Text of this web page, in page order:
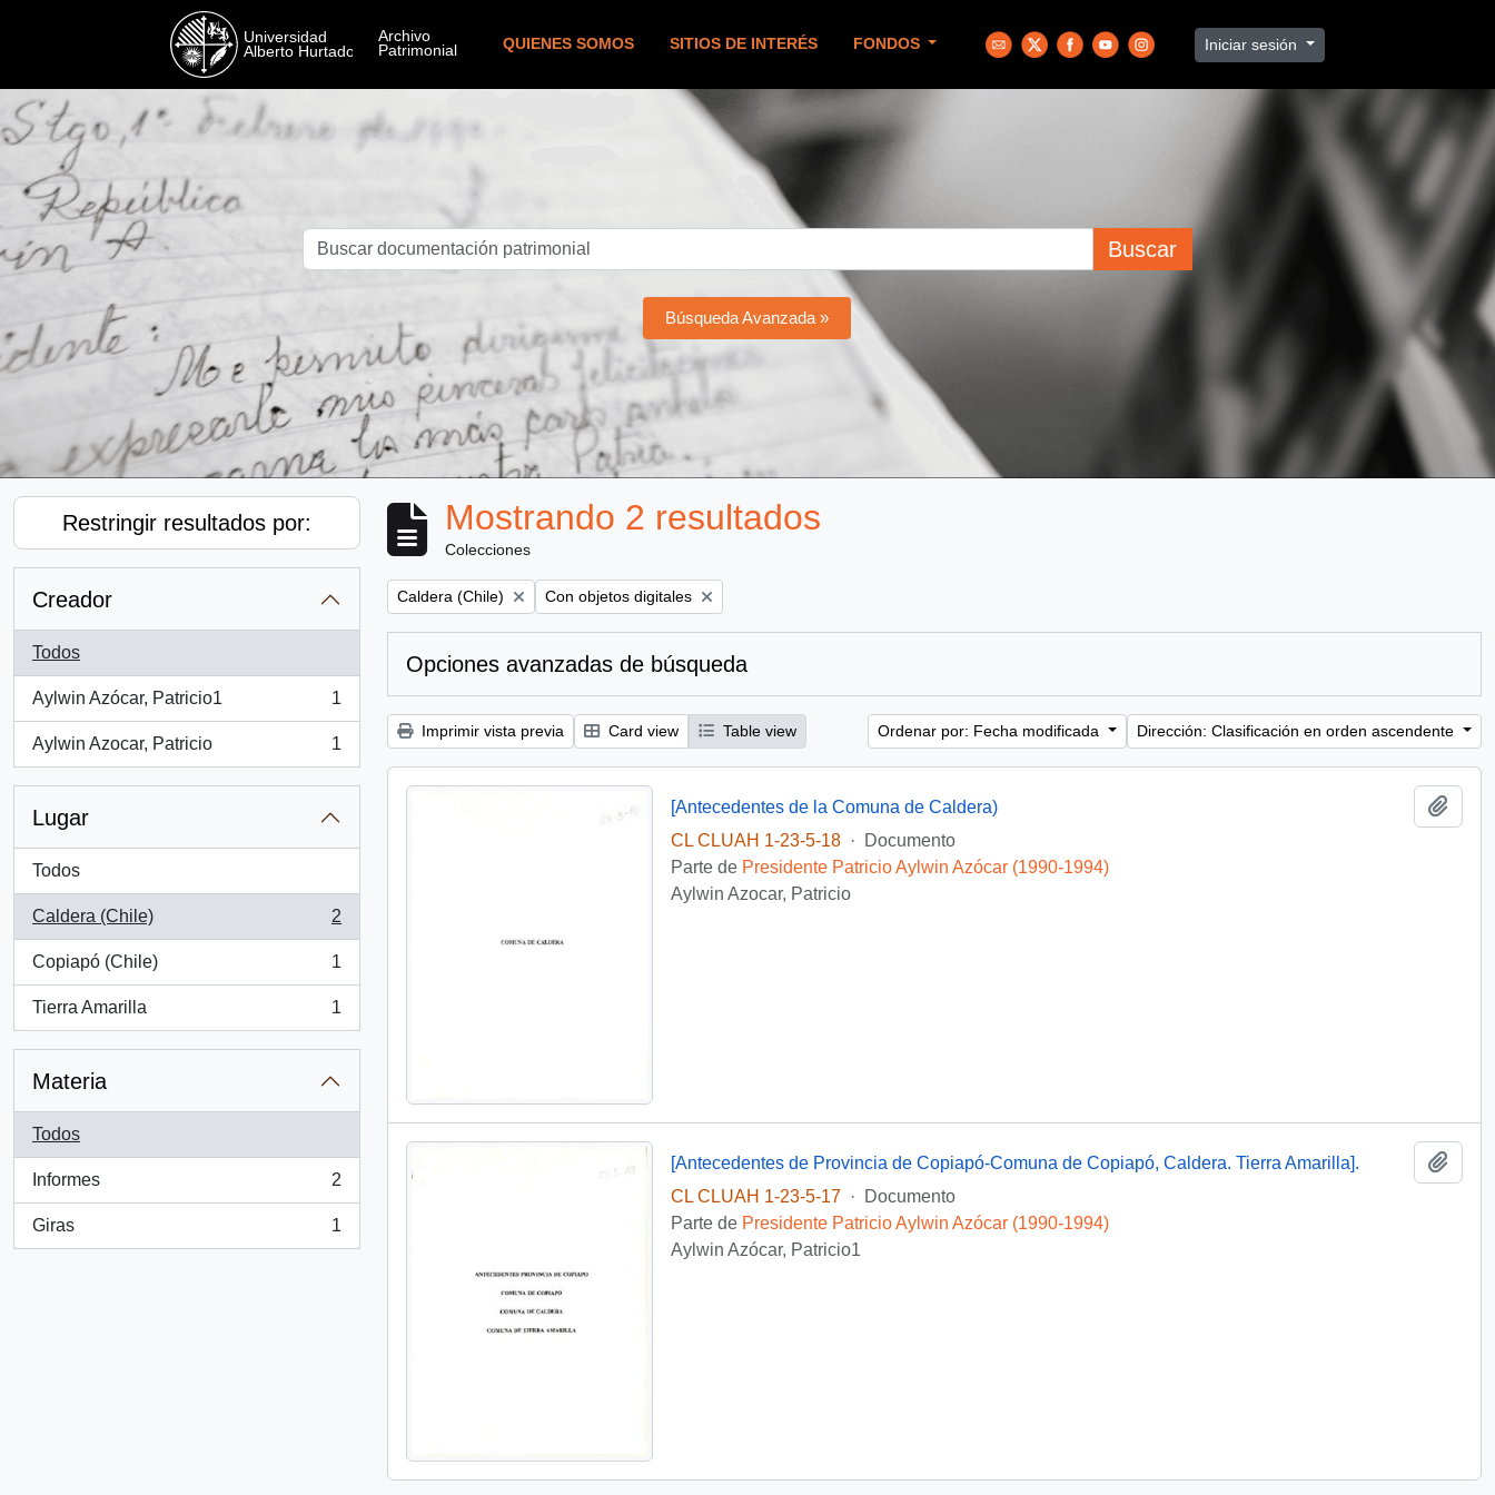
QUIENES SOMOS SITIOS DE INTERÉS FONDOS Iniciar sesión
Buscar
Búsqueda Avanzada »
Restringir resultados por:
Creador
Todos
Aylwin Azócar, Patricio1
, 1 resultados
1
Aylwin Azocar, Patricio
, 1 resultados
1
Lugar
Todos
Caldera (Chile)
, 2 resultados
2
Copiapó (Chile)
, 1 resultados
1
Tierra Amarilla
, 1 resultados
1
Materia
Todos
Informes
, 2 resultados
2
Giras
, 1 resultados
1
Mostrando 2 resultados
Colecciones
Remove filter:
Caldera (Chile) Remove filter:
Con objetos digitales
Opciones avanzadas de búsqueda
Imprimir vista previa Card view Table view Ordenar por: Fecha modificada Dirección: Clasificación en orden ascendente
[Antecedentes de la Comuna de Caldera)
CL CLUAH 1-23-5-18
·
Documento
Parte de Presidente Patricio Aylwin Azócar (1990-1994)
Aylwin Azocar, Patricio
[Antecedentes de Provincia de Copiapó-Comuna de Copiapó, Caldera. Tierra Amarilla].
CL CLUAH 1-23-5-17
·
Documento
Parte de Presidente Patricio Aylwin Azócar (1990-1994)
Aylwin Azócar, Patricio1